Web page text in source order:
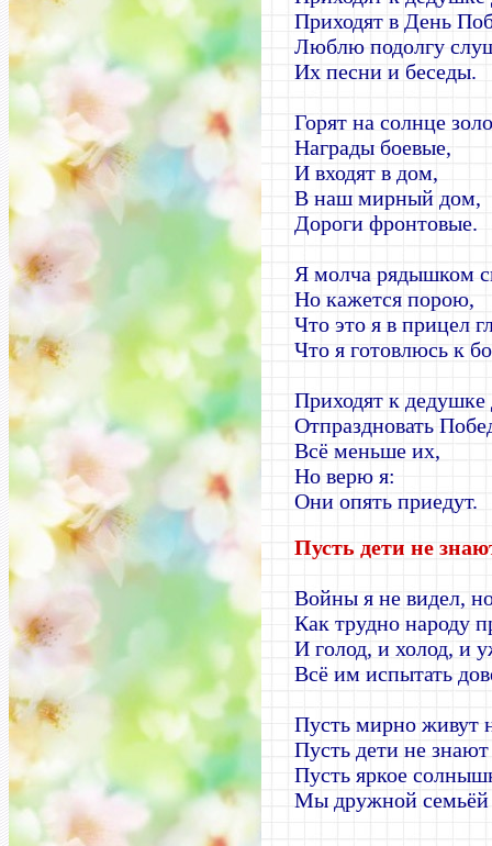
Приходят в День
Люблю подолгу
Их песни и беседы.
Горят на солнце
Награды боевые,
И входят в дом,
В наш мирный дом,
Дороги фронтовые.
Я молча рядышком
Но кажется порою,
Что это я в прицел
Что я готовлюсь к
Приходят к дедушке
Отпраздновать
Всё меньше их,
Но верю я:
Они опять приедут.
Пусть дети не
Войны я не видел,
Как трудно народу
И голод, и холод, и
Всё им испытать
Пусть мирно живут
Пусть дети не
Пусть яркое
Мы дружной